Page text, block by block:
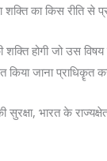
शक्ति का किस रीति से
शक्ति होगी जो उस
किया जाना प्राधिकॄत
सुरक्षा, भारत के